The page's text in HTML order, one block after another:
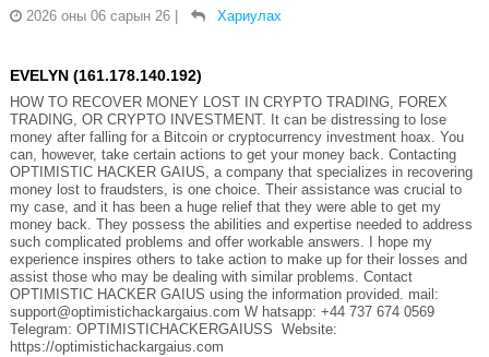
2026 оны 06 сарын 26
Хариулах
EVELYN (161.178.140.192)
HOW TO RECOVER MONEY LOST IN CRYPTO TRADING, FOREX
TRADING, OR CRYPTO INVESTMENT. It can be distressing to lose
money after falling for a Bitcoin or cryptocurrency investment hoax. You
can, however, take certain actions to get your money back. Contacting
OPTIMISTIC HACKER GAIUS, a company that specializes in recovering
money lost to fraudsters, is one choice. Their assistance was crucial to
my case, and it has been a huge relief that they were able to get my
money back. They possess the abilities and expertise needed to address
such complicated problems and offer workable answers. I hope my
experience inspires others to take action to make up for their losses and
assist those who may be dealing with similar problems. Contact
OPTIMISTIC HACKER GAIUS using the information provided. mail:
support@optimistichackargaius.com W hatsapp: +44 737 674 0569
Telegram: OPTIMISTICHACKERGAIUSS Website:
https://optimistichackargaius.com